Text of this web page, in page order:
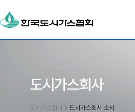
도시가스회사 > 도시가스회사 소식